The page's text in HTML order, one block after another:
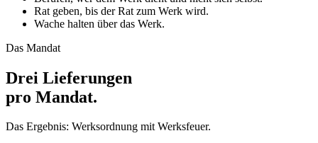
Rat geben, bis der Rat zum Werk wird.
Wache halten über das Werk.
Das Mandat
Drei Lieferungen
pro Mandat.
Das Ergebnis: Werksordnung mit Werksfeuer.